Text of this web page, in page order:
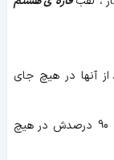
گونه جانوری دارد . 70 درصد از آنها در هیچ جای
14.000 گونه ی گیاهی در این جزیره وجود دارد که 90 درصدش در هیچ